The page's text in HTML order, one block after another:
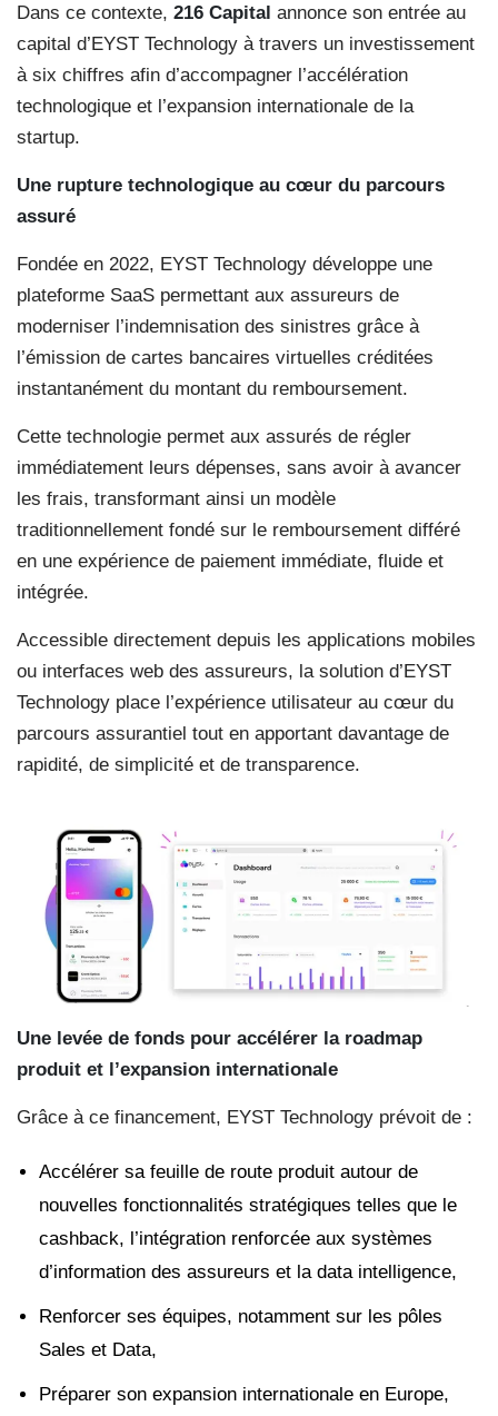
Dans ce contexte, 216 Capital annonce son entrée au
capital d’EYST Technology à travers un investissement
à six chiffres afin d’accompagner l’accélération
technologique et l’expansion internationale de la
startup.
Une rupture technologique au cœur du parcours
assuré
Fondée en 2022, EYST Technology développe une
plateforme SaaS permettant aux assureurs de
moderniser l’indemnisation des sinistres grâce à
l’émission de cartes bancaires virtuelles créditées
instantanément du montant du remboursement.
Cette technologie permet aux assurés de régler
immédiatement leurs dépenses, sans avoir à avancer
les frais, transformant ainsi un modèle
traditionnellement fondé sur le remboursement différé
en une expérience de paiement immédiate, fluide et
intégrée.
Accessible directement depuis les applications mobiles
ou interfaces web des assureurs, la solution d’EYST
Technology place l’expérience utilisateur au cœur du
parcours assurantiel tout en apportant davantage de
rapidité, de simplicité et de transparence.
Une levée de fonds pour accélérer la roadmap
produit et l’expansion internationale
Grâce à ce financement, EYST Technology prévoit de :
Accélérer sa feuille de route produit autour de
nouvelles fonctionnalités stratégiques telles que le
cashback, l’intégration renforcée aux systèmes
d’information des assureurs et la data intelligence,
Renforcer ses équipes, notamment sur les pôles
Sales et Data,
Préparer son expansion internationale en Europe,